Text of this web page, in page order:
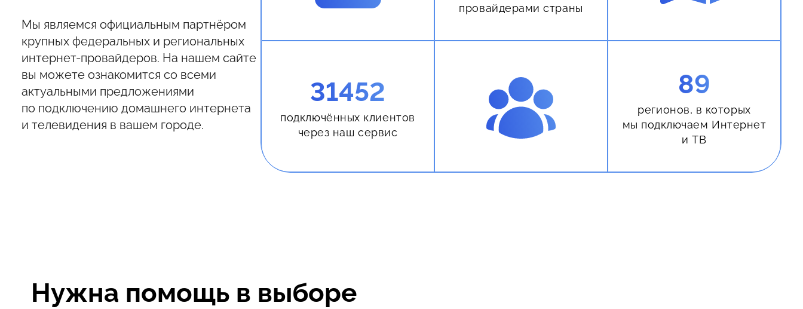
Мы являемся официальным партнёром
крупных федеральных и региональных
интернет-провайдеров. На нашем сайте
вы можете ознакомится со всеми
актуальными предложениями
по подключению домашнего интернета
и телевидения в вашем городе.
провайдерами страны
31452
подключённых клиентов
через наш сервис
89
регионов, в которых
мы подключаем Интернет
и ТВ
Нужна помощь в выборе